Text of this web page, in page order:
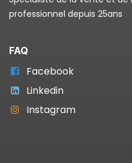
professionnel depuis 25ans
FAQ
Facebook
Linkedin
Instagram